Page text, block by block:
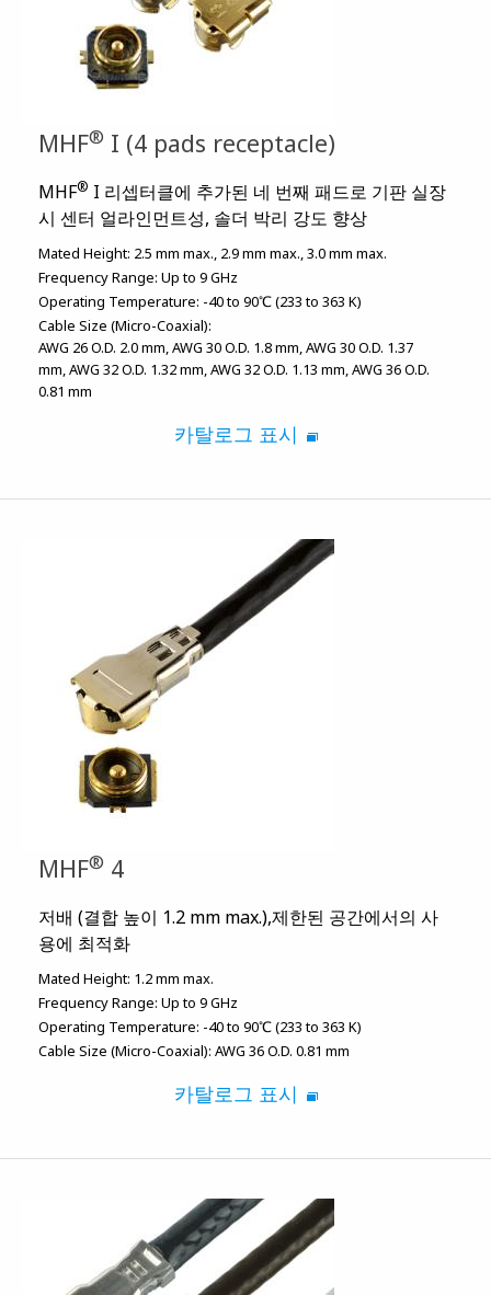
MHF® I (4 pads receptacle)
MHF® I 리셉터클에 추가된 네 번째 패드로 기판 실장
시 센터 얼라인먼트성, 솔더 박리 강도 향상
Mated Height: 2.5 mm max. 2.9 mm max. 3.0 mm max.
Frequency Range: Up to 9 GHz
Operating Temperature: -40 to 90℃ (233 to 363 K)
Cable Size (Micro-Coaxial):
AWG 26 O.D. 2.0 mm AWG 30 O.D. 1.8 mm AWG 30 O.D. 1.37
mm AWG 32 O.D. 1.32 mm AWG 32 O.D. 1.13 mm AWG 36 O.D.
0.81 mm
카탈로그 표시
MHF® 4
저배 (결합 높이 1.2 mm max.),제한된 공간에서의 사
용에 최적화
Mated Height: 1.2 mm max.
Frequency Range: Up to 9 GHz
Operating Temperature: -40 to 90℃ (233 to 363 K)
Cable Size (Micro-Coaxial): AWG 36 O.D. 0.81 mm
카탈로그 표시